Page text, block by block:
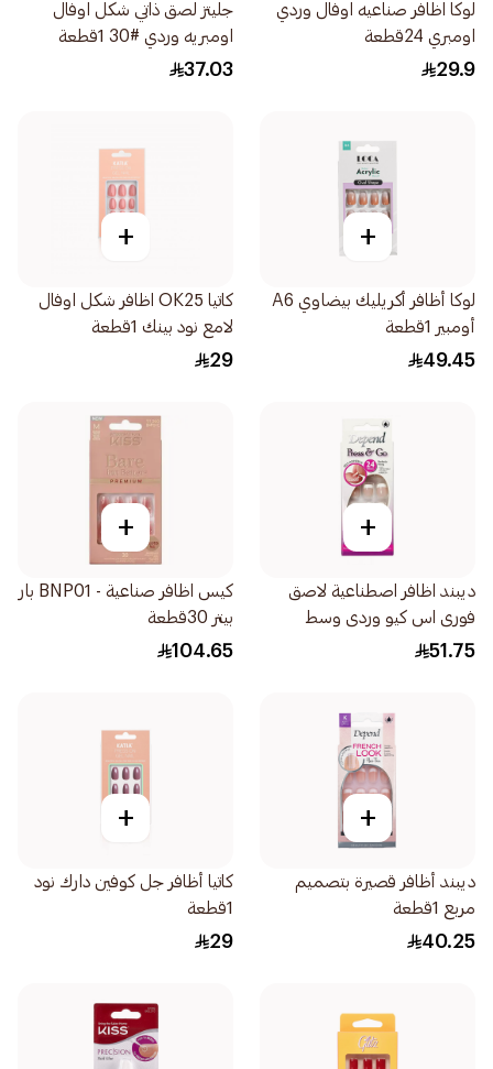
لوكا اظافر صناعيه اوفال وردي
اومبري 24قطعة
29.9
جليتز لصق ذاتي شكل اوفال
اومبريه وردي #30 1قطعة
37.03
+
لوكا أظافر أكريليك بيضاوي A6
أومبير 1قطعة
49.45
+
كاتيا OK25 اظافر شكل اوفال
لامع نود بينك 1قطعة
29
+
ديبند اظافر اصطناعية لاصق
فورى اس كيو وردى وسط
24قطعة
51.75
+
كيس اظافر صناعية - BNP01 بار
بيتر 30قطعة
104.65
+
ديبند أظافر قصيرة بتصميم
مربع 1قطعة
40.25
+
كاتيا أظافر جل كوفين دارك نود
1قطعة
29